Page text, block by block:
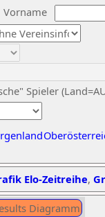
Vorname
Spieler
Elo-Zeitreihe,